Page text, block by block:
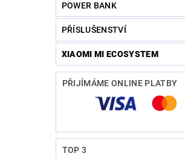
POWER BANK
PŘÍSLUŠENSTVÍ
XIAOMI MI ECOSYSTEM
PŘIJÍMÁME ONLINE PLATBY
TOP 3